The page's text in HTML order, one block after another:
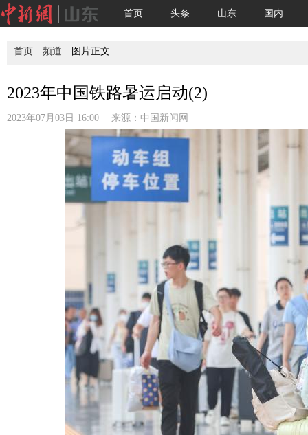
首页 头条 山东 国内
首页—频道—图片正文
2023年中国铁路暑运启动(2)
2023年07月03日 16:00 来源： 中国新闻网